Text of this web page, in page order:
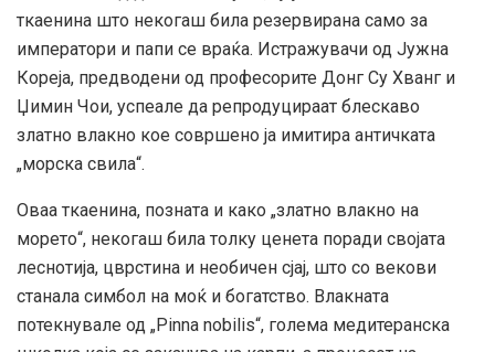
ткаенина што некогаш била резервирана само за
императори и папи се враќа. Истражувачи од Јужна
Кореја, предводени од професорите Донг Су Хванг и
Џимин Чои, успеале да репродуцираат блескаво
златно влакно кое совршено ја имитира античката
„морска свила“.
Оваа ткаенина, позната и како „златно влакно на
морето“, некогаш била толку ценета поради својата
леснотија, цврстина и необичен сјај, што со векови
станала симбол на моќ и богатство. Влакната
потекнувале од „Pinna nobilis“, голема медитеранска